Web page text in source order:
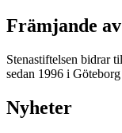
Främjande
Stenastiftelsen bidrar
sedan 1996 i
Nyheter